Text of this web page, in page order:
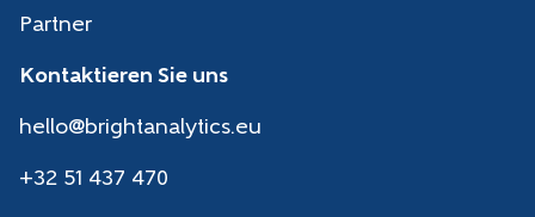
Partner
Kontaktieren Sie uns
hello@brightanalytics.eu
+32 51 437 470